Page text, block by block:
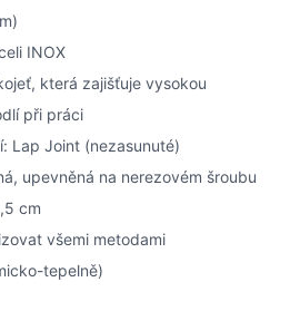
INOX
která zajišťuje vysokou
při práci
Lap Joint (nezasunuté)
upevněná na nerezovém šroubu
cm
všemi metodami
tepelně)